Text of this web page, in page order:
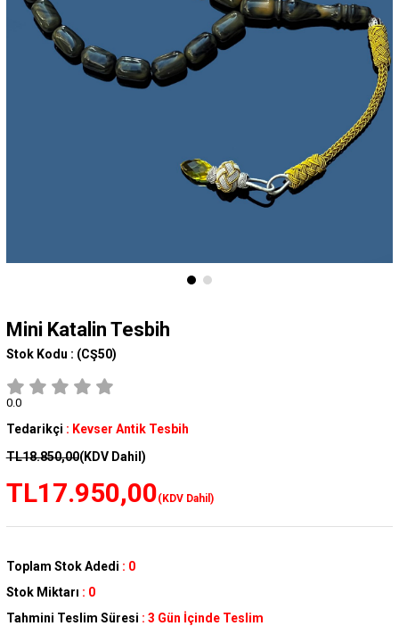
Mini Katalin Tesbih
Stok Kodu : (CŞ50)
0.0
Tedarikçi : Kevser Antik Tesbih
TL18.850,00(KDV Dahil)
TL17.950,00(KDV Dahil)
Toplam Stok Adedi : 0
Stok Miktarı : 0
Tahmini Teslim Süresi : 3 Gün İçinde Teslim